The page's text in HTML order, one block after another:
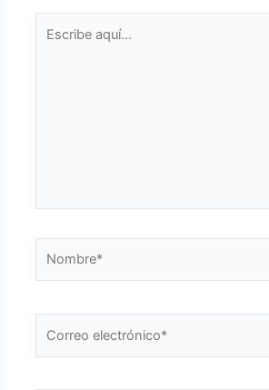
aquí...
electrónico*